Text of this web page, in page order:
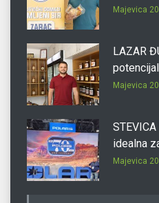
Majevica
LAZAR
Majevica
idealna
Majevica